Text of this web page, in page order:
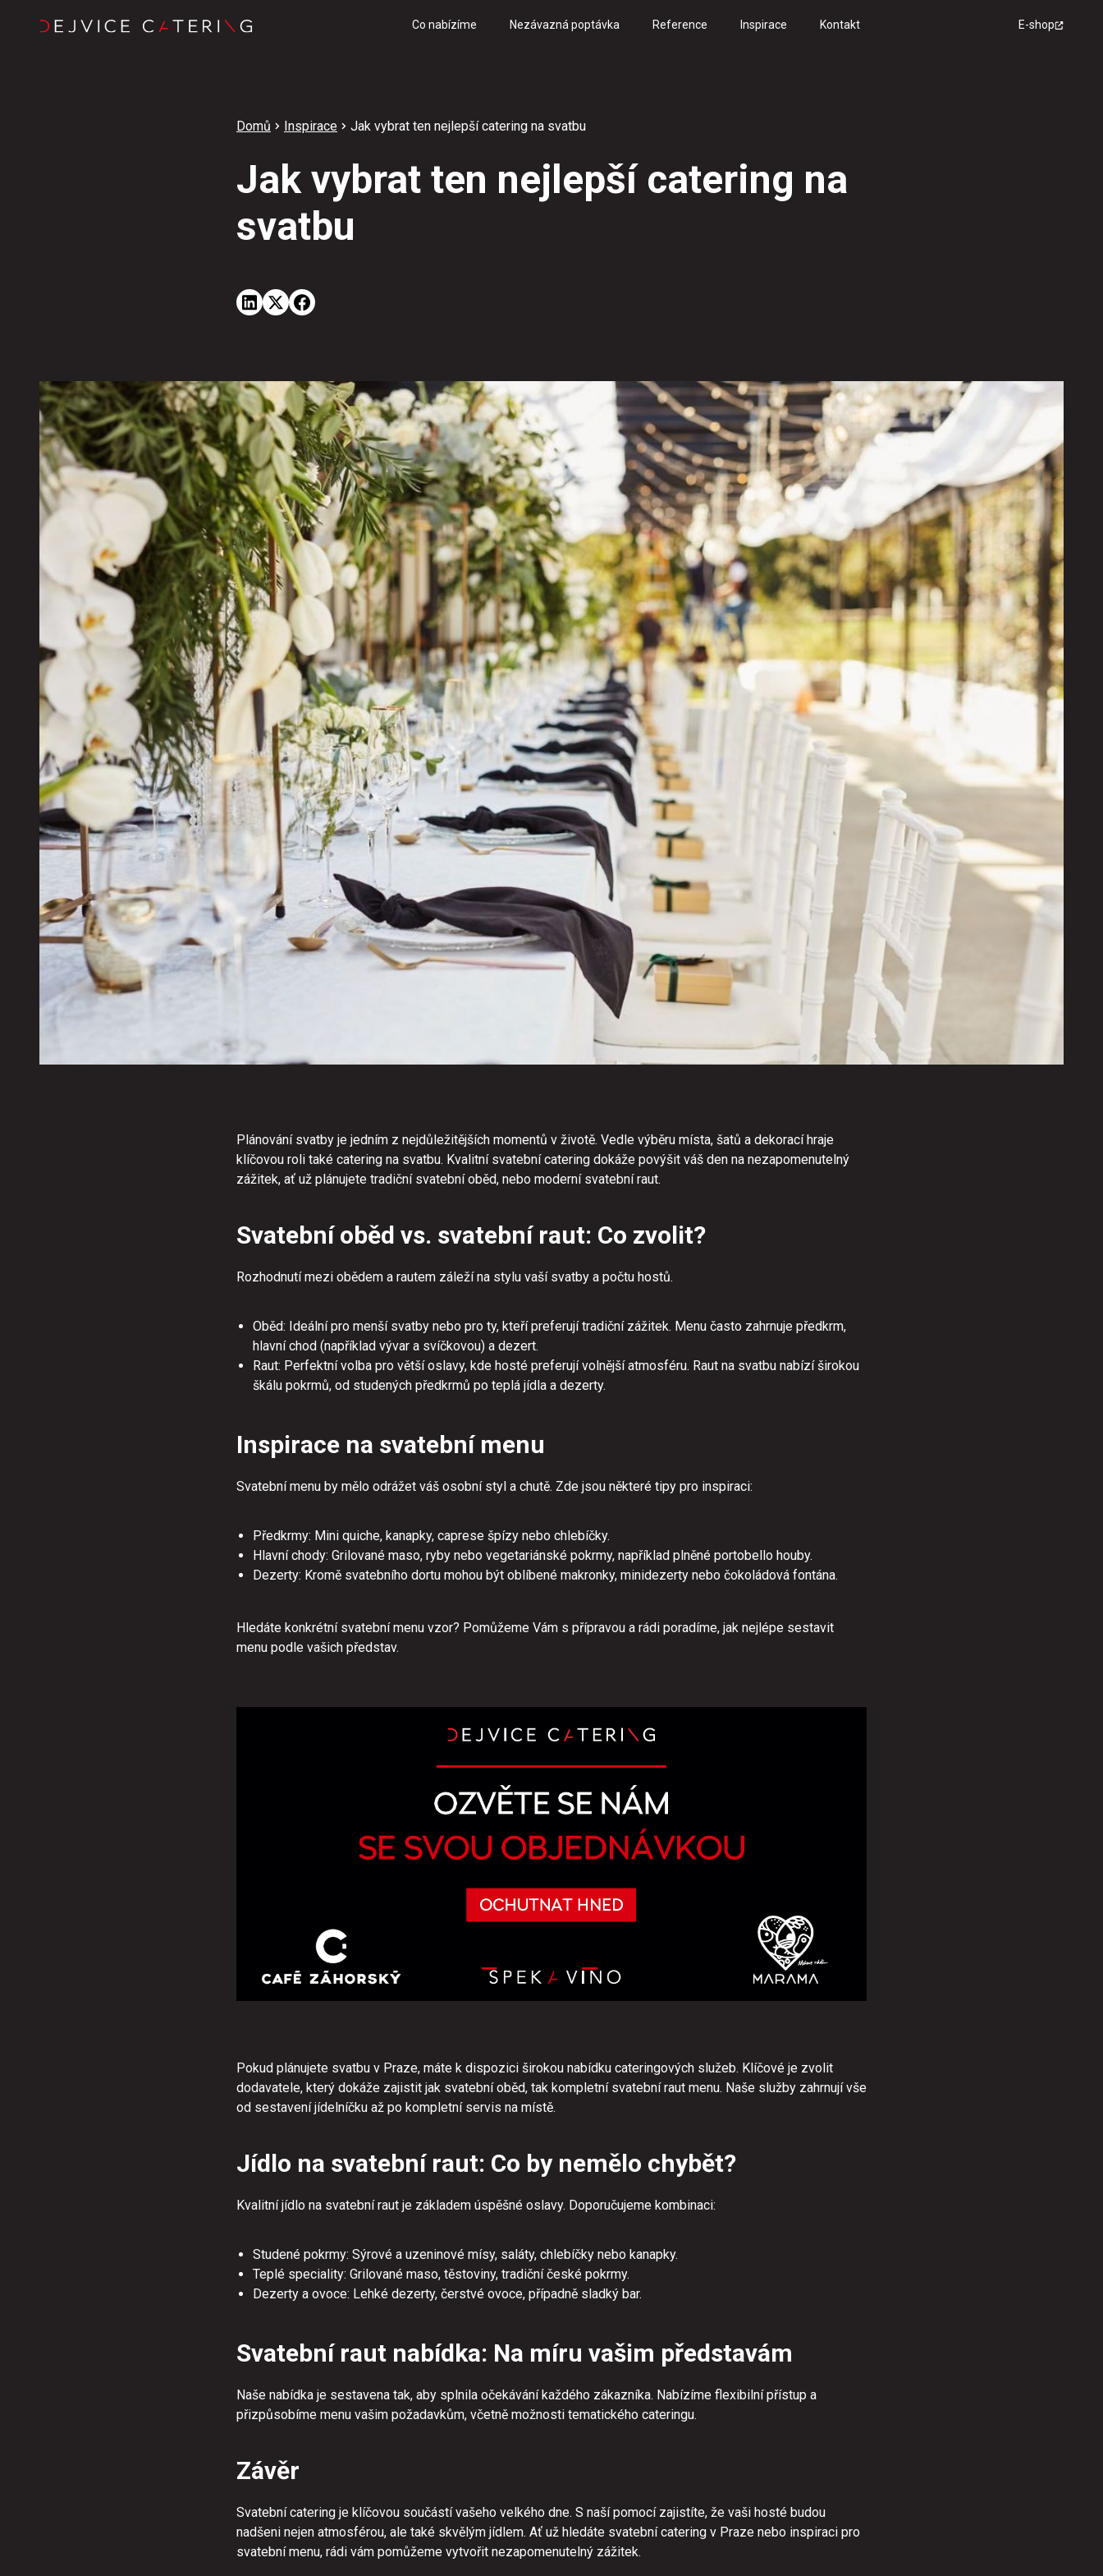
Co nabízíme Nezávazná poptávka Reference Inspirace Kontakt E-shop
Domů Inspirace Jak vybrat ten nejlepší catering na svatbu
Jak vybrat ten nejlepší catering na
svatbu
Plánování svatby je jedním z nejdůležitějších momentů v životě. Vedle výběru místa, šatů a dekorací hraje
klíčovou roli také catering na svatbu. Kvalitní svatební catering dokáže povýšit váš den na nezapomenutelný
zážitek, ať už plánujete tradiční svatební oběd, nebo moderní svatební raut.
Svatební oběd vs. svatební raut: Co zvolit?
Rozhodnutí mezi obědem a rautem záleží na stylu vaší svatby a počtu hostů.
Oběd: Ideální pro menší svatby nebo pro ty, kteří preferují tradiční zážitek. Menu často zahrnuje předkrm,
hlavní chod (například vývar a svíčkovou) a dezert.
Raut: Perfektní volba pro větší oslavy, kde hosté preferují volnější atmosféru. Raut na svatbu nabízí širokou
škálu pokrmů, od studených předkrmů po teplá jídla a dezerty.
Inspirace na svatební menu
Svatební menu by mělo odrážet váš osobní styl a chutě. Zde jsou některé tipy pro inspiraci:
Předkrmy: Mini quiche, kanapky, caprese špízy nebo chlebíčky.
Hlavní chody: Grilované maso, ryby nebo vegetariánské pokrmy, například plněné portobello houby.
Dezerty: Kromě svatebního dortu mohou být oblíbené makronky, minidezerty nebo čokoládová fontána.
Hledáte konkrétní svatební menu vzor? Pomůžeme Vám s přípravou a rádi poradíme, jak nejlépe sestavit
menu podle vašich představ.
Pokud plánujete svatbu v Praze, máte k dispozici širokou nabídku cateringových služeb. Klíčové je zvolit
dodavatele, který dokáže zajistit jak svatební oběd, tak kompletní svatební raut menu. Naše služby zahrnují vše
od sestavení jídelníčku až po kompletní servis na místě.
Jídlo na svatební raut: Co by nemělo chybět?
Kvalitní jídlo na svatební raut je základem úspěšné oslavy. Doporučujeme kombinaci:
Studené pokrmy: Sýrové a uzeninové mísy, saláty, chlebíčky nebo kanapky.
Teplé speciality: Grilované maso, těstoviny, tradiční české pokrmy.
Dezerty a ovoce: Lehké dezerty, čerstvé ovoce, případně sladký bar.
Svatební raut nabídka: Na míru vašim představám
Naše nabídka je sestavena tak, aby splnila očekávání každého zákazníka. Nabízíme flexibilní přístup a
přizpůsobíme menu vašim požadavkům, včetně možnosti tematického cateringu.
Závěr
Svatební catering je klíčovou součástí vašeho velkého dne. S naší pomocí zajistíte, že vaši hosté budou
nadšeni nejen atmosférou, ale také skvělým jídlem. Ať už hledáte svatební catering v Praze nebo inspiraci pro
svatební menu, rádi vám pomůžeme vytvořit nezapomenutelný zážitek.